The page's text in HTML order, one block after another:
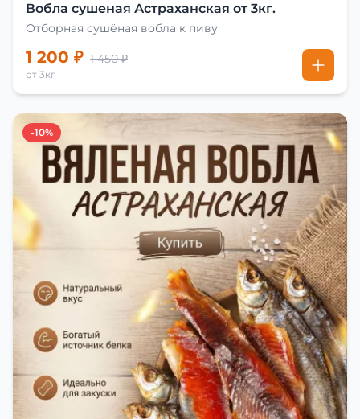
Вобла сушеная Астраханская от 3кг.
Отборная сушёная вобла к пиву
1 200 ₽ 1 450 ₽
от 3кг
-10%